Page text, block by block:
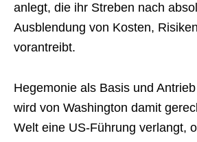
anlegt, die ihr Streben nach
Ausblendung von Kosten,
vorantreibt.
Hegemonie als Basis und
wird von Washington damit
Welt eine US-Führung verlangt,